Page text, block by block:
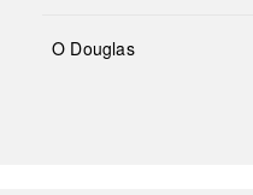
O Douglas